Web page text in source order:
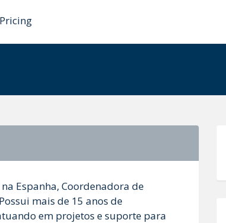
Pricing
Espanha, Coordenadora de
mais de 15 anos de
em projetos e suporte para